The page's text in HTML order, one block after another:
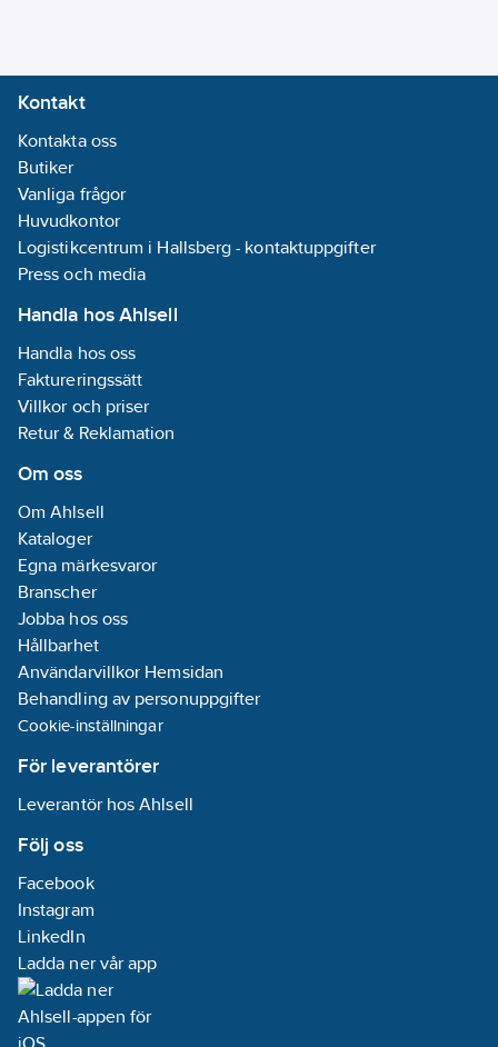
Kontakt
Kontakta oss
Butiker
Vanliga frågor
Huvudkontor
Logistikcentrum i Hallsberg - kontaktuppgifter
Press och media
Handla hos Ahlsell
Handla hos oss
Faktureringssätt
Villkor och priser
Retur & Reklamation
Om oss
Om Ahlsell
Kataloger
Egna märkesvaror
Branscher
Jobba hos oss
Hållbarhet
Användarvillkor Hemsidan
Behandling av personuppgifter
Cookie-inställningar
För leverantörer
Leverantör hos Ahlsell
Följ oss
Facebook
Instagram
LinkedIn
Ladda ner vår app